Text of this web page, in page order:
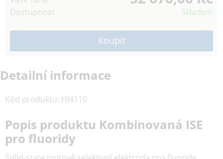
Dostupnost Skladem
Detailní informace
Kód produktu: HI4110
Popis produktu Kombinovaná ISE
pro fluoridy